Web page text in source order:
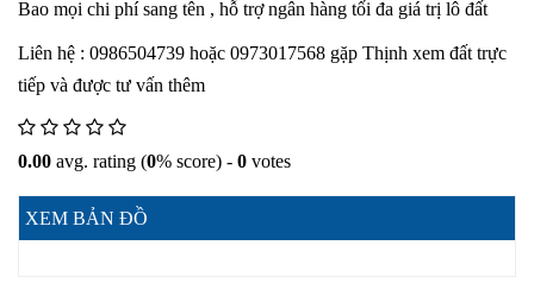
Bao mọi chi phí sang tên , hỗ trợ ngân hàng tối đa giá trị lô đất
Liên hệ : 0986504739 hoặc 0973017568 gặp Thịnh xem đất trực
tiếp và được tư vấn thêm
0.00 avg. rating (0% score) - 0 votes
XEM BẢN ĐỒ